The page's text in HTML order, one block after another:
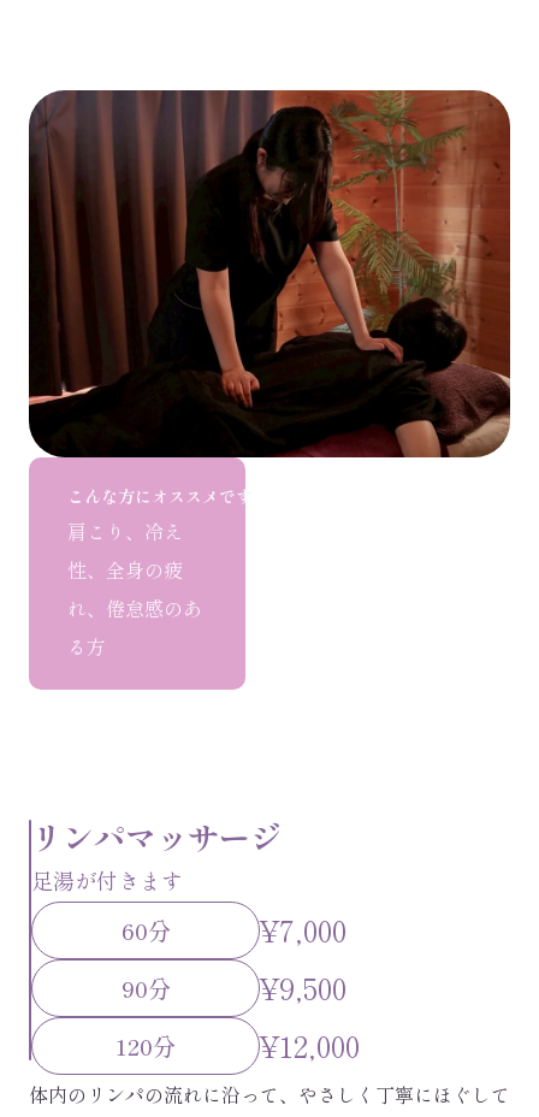
こんな方にオススメです
肩こり、冷え
性、全身の疲
れ、倦怠感のあ
る方
リンパマッサージ
足湯が付きます
60分 ¥7,000
90分 ¥9,500
120分 ¥12,000
体内のリンパの流れに沿って、やさしく丁寧にほぐして